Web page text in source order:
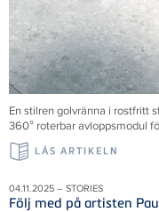
En stilren golvränna i rostfritt
360° roterbar avloppsmodul
LÄS ARTIKELN
04.11.2025 – STORIES
Följ med på artisten